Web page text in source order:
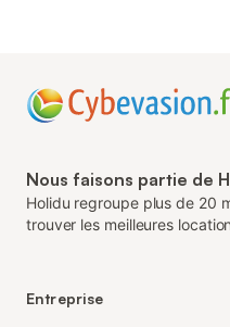
Nous faisons partie de
Holidu regroupe plus de 20
trouver les meilleures
Entreprise